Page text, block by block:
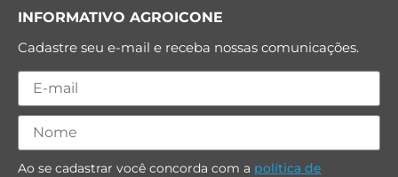
INFORMATIVO AGROICONE
Cadastre seu e-mail e receba nossas comunicações.
Ao se cadastrar você concorda com a política de